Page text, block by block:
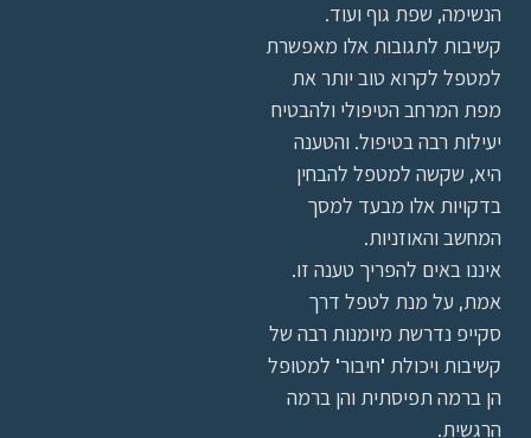
הנשימה, שפת גוף ועוד.
קשיבות לתגובות אלו מאפשרת
למטפל לקרוא טוב יותר את
מפת המרחב הטיפולי ולהבטיח
יעילות רבה בטיפול. והטענה
היא, שקשה למטפל להבחין
בדקויות אלו מבעד למסך
המחשב והאוזניות.
איננו באים להפריך טענה זו.
אמת, על מנת לטפל דרך
סקייפ נדרשת מיומנות רבה של
קשיבות ויכולת 'חיבור' למטופל
הן ברמה תפיסתית והן ברמה
הרגשית.